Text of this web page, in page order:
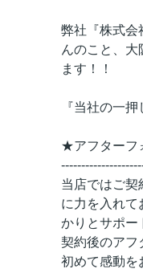
弊社『株式会
んのこと、大
ます！！
『当社の一押
★アフターフ
当店ではご契
に力を入れて
かりとサポー
契約後のアフ
初めて感動を